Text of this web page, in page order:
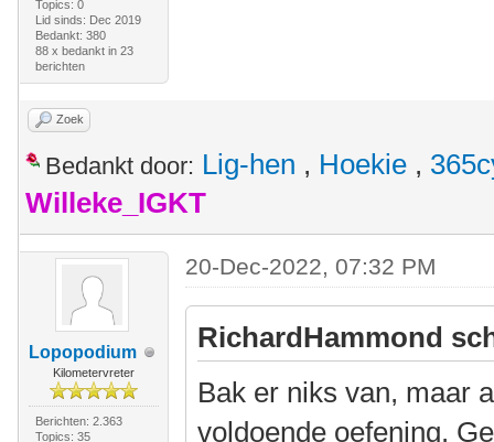
Topics: 0
Lid sinds: Dec 2019
Bedankt: 380
88 x bedankt in 23
berichten
Zoek
Bedankt door: Lig-hen , Hoekie ,
Willeke_IGKT
Lopopodium
Kilometervreter
Berichten: 2.363
Topics: 35
20-Dec-2022, 07:32 PM
RichardHammond
Bak er niks van, maar
voldoende oefening.